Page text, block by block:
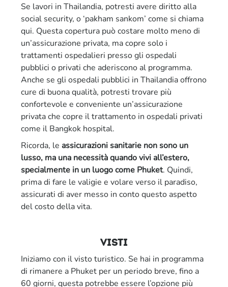
Se lavori in Thailandia, potresti avere diritto alla
social security, o ‘pakham sankom’ come si chiama
qui. Questa copertura può costare molto meno di
un’assicurazione privata, ma copre solo i
trattamenti ospedalieri presso gli ospedali
pubblici o privati che aderiscono al programma.
Anche se gli ospedali pubblici in Thailandia offrono
cure di buona qualità, potresti trovare più
confortevole e conveniente un’assicurazione
privata che copre il trattamento in ospedali privati
come il Bangkok hospital.
Ricorda, le assicurazioni sanitarie non sono un
lusso, ma una necessità quando vivi all’estero,
specialmente in un luogo come Phuket. Quindi,
prima di fare le valigie e volare verso il paradiso,
assicurati di aver messo in conto questo aspetto
del costo della vita.
visti
Iniziamo con il visto turistico. Se hai in programma
di rimanere a Phuket per un periodo breve, fino a
60 giorni, questa potrebbe essere l’opzione più